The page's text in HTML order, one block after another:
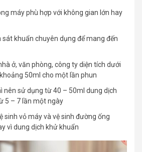
máy phù hợp với không gian lớn hay
khuẩn chuyên dụng để mang đến
ở, văn phòng, công ty diện tích dưới
50ml cho một lần phun
nên sử dụng từ 40 – 50ml dung dịch
5 – 7 lần một ngày
sinh vỏ máy và vệ sinh đường ống
vì dung dịch khử khuẩn